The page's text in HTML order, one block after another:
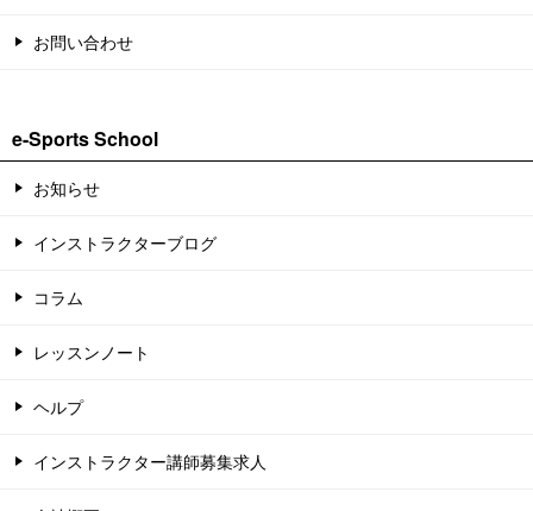
お問い合わせ
e-Sports School
お知らせ
インストラクターブログ
コラム
レッスンノート
ヘルプ
インストラクター講師募集求人